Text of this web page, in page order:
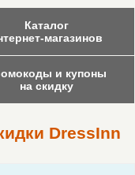
Каталог
магазинов
и купоны
на скидку
DressInn